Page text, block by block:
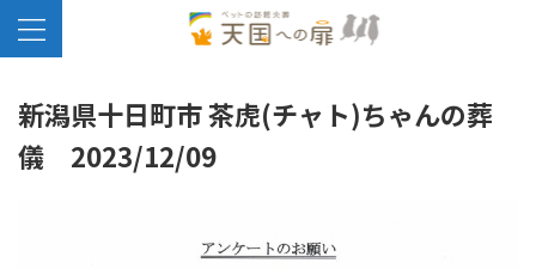
新潟県十日町市 茶虎(チャト)ちゃんの葬
儀 2023/12/09